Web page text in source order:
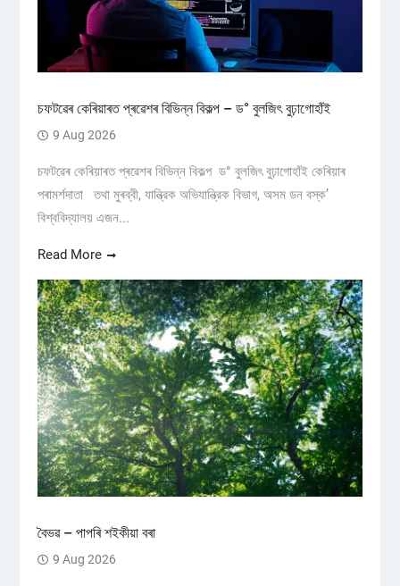
চফটৱেৰ কেৰিয়াৰত প্ৰৱেশৰ বিভিন্ন বিকল্প – ড° বুলজিৎ বুঢ়াগোহাঁই
9 Aug 2026
চফটৱেৰ কেৰিয়াৰত প্ৰৱেশৰ বিভিন্ন বিকল্প ড° বুলজিৎ বুঢ়াগোহাঁই কেৰিয়াৰ
পৰামৰ্শদাতা তথা মুৰব্বী, যান্ত্রিক অভিযান্ত্রিক বিভাগ, অসম ডন বস্ক’
বিশ্ববিদ্যালয় এজন...
Read More
বৈভৱ – পাপৰি শইকীয়া বৰা
9 Aug 2026